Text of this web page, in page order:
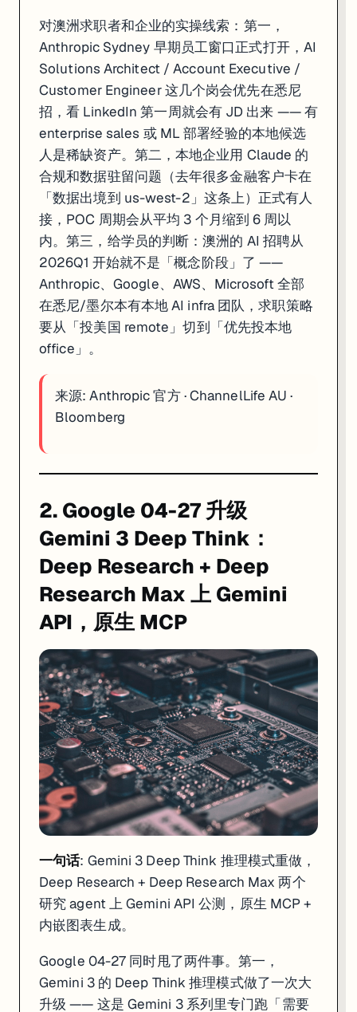
: DeepSeek 04-27 同日发 V4-Pro（1.6T 参数 / 49B 激活）和
DeepSeek 04-27 在融资新闻持续发酵的同一天，把 V4 系列两个版本
为什么这件事的重量级超过普通的「又一个开源模型」？放进时间线
对工程师和团队的实操线索：第一，国内做 RAG / Agent 的本周可以
来源:Caixin Global ·Caproasia·CnTechPost
4. xAI 发 Grok Voice Think Fast 1.0：τ-
对澳洲求职者和企业的实操线索：第一，
Anthropic Sydney 早期员工窗口正式打开，AI
Solutions Architect / Account Executive /
Customer Engineer 这几个岗会优先在悉尼
招，看 LinkedIn 第一周就会有 JD 出来 —— 有
enterprise sales 或 ML 部署经验的本地候选
人是稀缺资产。第二，本地企业用 Claude 的
合规和数据驻留问题（去年很多金融客户卡在
「数据出境到 us-west-2」这条上）正式有人
接，POC 周期会从平均 3 个月缩到 6 周以
内。第三，给学员的判断：澳洲的 AI 招聘从
2026Q1 开始就不是「概念阶段」了 ——
Anthropic、Google、AWS、Microsoft 全部
在悉尼/墨尔本有本地 AI infra 团队，求职策略
要从「投美国 remote」切到「优先投本地
office」。
来源:Anthropic 官方·ChannelLife AU ·
Bloomberg
2. Google 04-27 升级
Gemini 3 Deep Think：
Deep Research + Deep
Research Max 上 Gemini
API，原生 MCP
一句话: Gemini 3 Deep Think 推理模式重做，
Deep Research + Deep Research Max 两个
研究 agent 上 Gemini API 公测，原生 MCP +
内嵌图表生成。
Google 04-27 同时甩了两件事。第一，
Gemini 3 的 Deep Think 推理模式做了一次大
升级 —— 这是 Gemini 3 系列里专门跑「需要